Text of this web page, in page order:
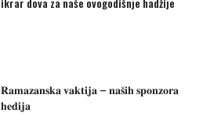
𝐑𝐚𝐦𝐚𝐳𝐚𝐧𝐬𝐤𝐚 𝐯𝐚𝐤𝐭𝐢𝐣𝐚 – 𝐧𝐚𝐬̌𝐢𝐡 𝐬𝐩𝐨𝐧𝐳𝐨𝐫𝐚
𝐡𝐞𝐝𝐢𝐣𝐚